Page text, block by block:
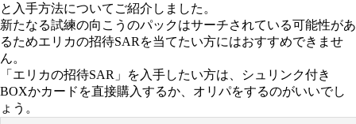
と入手方法についてご紹介しました。
新たなる試練の向こうのパックはサーチされている可能性があ
るためエリカの招待SARを当てたい方にはおすすめできませ
ん。
「エリカの招待SAR」を入手したい方は、シュリンク付き
BOXかカードを直接購入するか、オリパをするのがいいでし
ょう。